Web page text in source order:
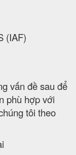
(IAF)
vấn đề sau để
phù hợp với
tôi theo